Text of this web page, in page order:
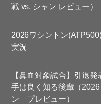
戦 vs. シャン レビュー）
2026ワシントン
実況
【鼻血対象試合】引退
手は良く知る後輩（
ン プレビュー）